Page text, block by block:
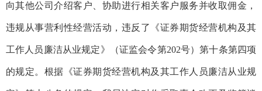
向其他公司介绍客户、协助进行相关客户服务并收取佣金，
违规从事营利性经营活动，违反了《证券期货经营机构及其
工作人员廉洁从业规定》（证监会令第202号）第十条第四项
的规定。根据《证券期货经营机构及其工作人员廉洁从业规